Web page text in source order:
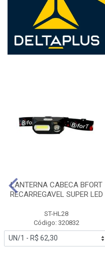
LANTERNA CABECA BFORT
RECARREGAVEL SUPER LED
ST-HL28
Código: 320832